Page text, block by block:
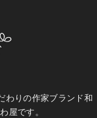
わりの作家ブランド和
屋です。